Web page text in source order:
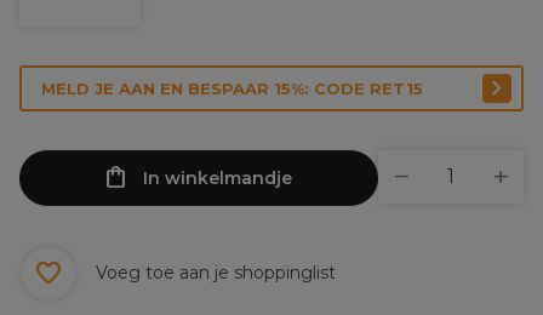
MELD JE AAN EN BESPAAR 15%: CODE RET15
In winkelmandje
Voeg toe aan je shoppinglist